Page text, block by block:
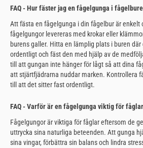
FAQ - Hur fäster jag en fågelgunga i
Att fästa en fågelgunga i din fågelbur är enkelt
fågelgungor levereras med krokar eller
burens galler. Hitta en lämplig plats i buren
ordentligt och fäst den med hjälp av de
till att gungan inte hänger för lågt så att dina
att stjärtfjädrarna nuddar marken. Kontrollera
till att det sitter fast ordentligt.
FAQ - Varför är en fågelgunga viktig för
Fågelgungor är viktiga för fåglar eftersom de
uttrycka sina naturliga beteenden. Att gunga
sina vingar, förbättra sin balans och lindra